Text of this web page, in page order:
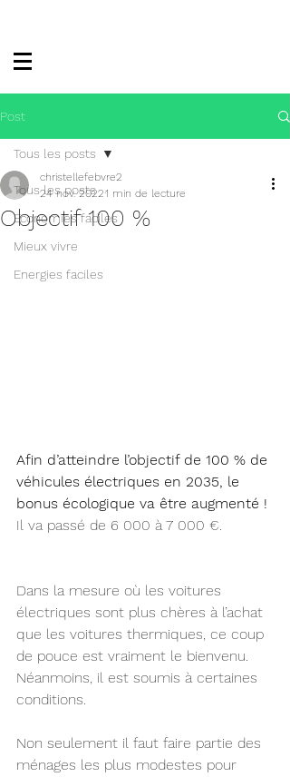
Post
Tous les posts
Economies faciles
Mieux vivre
Energies faciles
Tous les posts
Objectif 100 %
christellefebvre2
24 nov. 20221 min de lecture
Afin d’atteindre l’objectif de 100 % de
véhicules électriques en 2035, le
bonus écologique va être augmenté !
Il va passé de 6 000 à 7 000 €.
Dans la mesure où les voitures
électriques sont plus chères à l’achat
que les voitures thermiques, ce coup
de pouce est vraiment le bienvenu.
Néanmoins, il est soumis à certaines
conditions.
Non seulement il faut faire partie des
ménages les plus modestes pour